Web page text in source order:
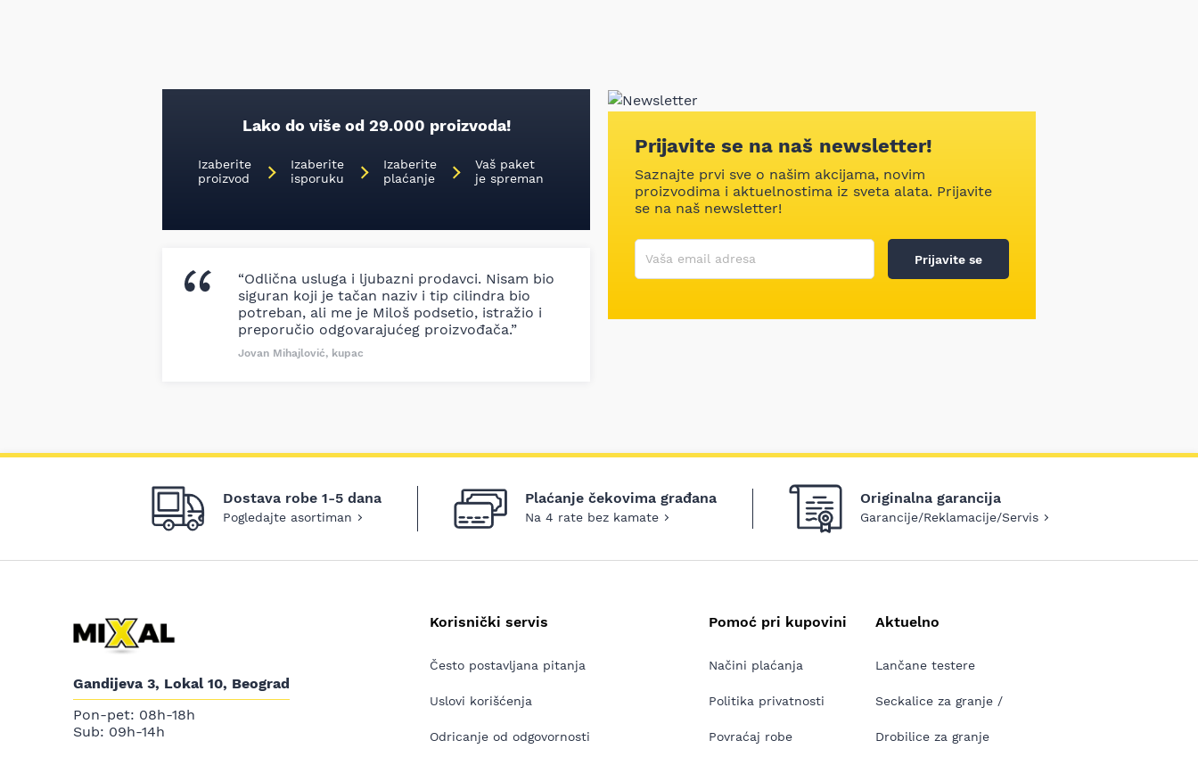
Lako do više od 29.000 proizvoda!
Izaberite
proizvod
Izaberite
isporuku
Izaberite
plaćanje
Vaš paket
je spreman
“Odlična usluga i ljubazni prodavci. Nisam bio
siguran koji je tačan naziv i tip cilindra bio
potreban, ali me je Miloš podsetio, istražio i
preporučio odgovarajućeg proizvođača.”
Jovan Mihajlović, kupac
Prijavite se na naš newsletter!
Saznajte prvi sve o našim akcijama, novim
proizvodima i aktuelnostima iz sveta alata. Prijavite
se na naš newsletter!
Korisničko ime
Vaša email adresa
Prijavite se
Dostava robe 1-5 dana
Pogledajte asortiman
Plaćanje čekovima građana
Na 4 rate bez kamate
Originalna garancija
Garancije/Reklamacije/Servis
Gandijeva 3, Lokal 10, Beograd
Pon-pet: 08h-18h
Sub: 09h-14h
Korisnički servis
Često postavljana pitanja
Uslovi korišćenja
Odricanje od odgovornosti
Pomoć pri kupovini
Načini plaćanja
Politika privatnosti
Povraćaj robe
Aktuelno
Lančane testere
Seckalice za granje /
Drobilice za granje